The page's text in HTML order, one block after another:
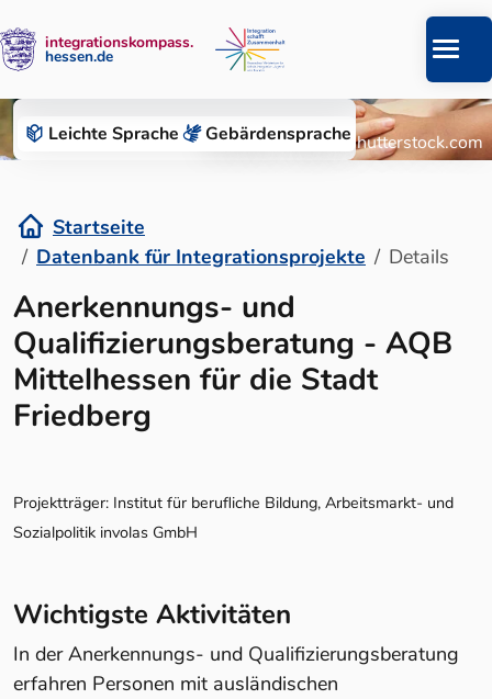
Leichte Sprache Gebärden­sprache
Zum Inhalt springen
integrationskompass.
hessen.de
Datenbank für Integrationsprojekte
© Roman Chazov/Shutterstock.com
Startseite
Datenbank für Integrationsprojekte
Details
Details
Anerkennungs- und
Qualifizierungsberatung - AQB
Mittelhessen für die Stadt
Friedberg
Projektträger: Institut für berufliche Bildung, Arbeitsmarkt- und
Sozialpolitik involas GmbH
Wichtigste Aktivitäten
In der Anerkennungs- und Qualifizierungsberatung
erfahren Personen mit ausländischen